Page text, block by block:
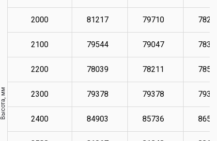
Высота, мм
2000 81217 79710
2100 79544 79047
2200 78039 78211
2300 79378 79378
2400 84903 85736